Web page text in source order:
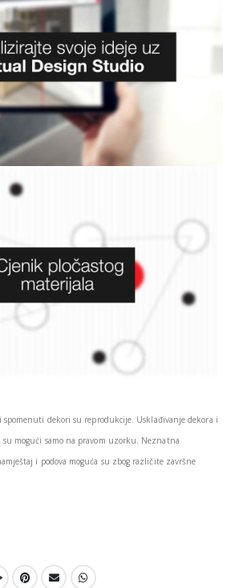
dekori su reprodukcije. Usklađivanje dekora i
su mogući samo na pravom uzorku. Neznatna
i podova moguća su zbog različite završne